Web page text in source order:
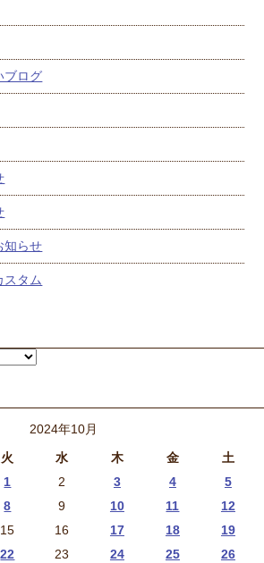
ブログ
知らせ
スタム
2024年10月
火 水 木 金 土
1 2 3 4
5
8 9 10 11
12
15 16 17 18
19
22 23 24 25
26